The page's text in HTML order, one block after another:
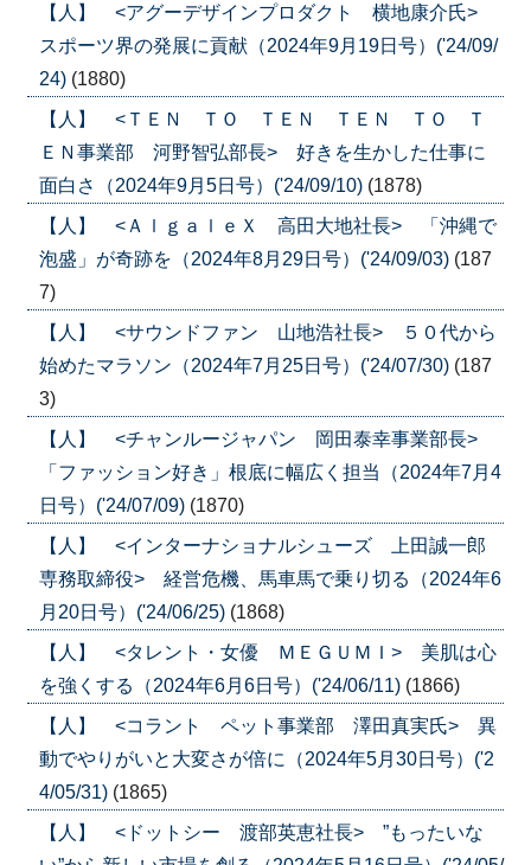
【人】 <アグーデザインプロダクト 横地康介氏>
スポーツ界の発展に貢献（2024年9月19日号）('24/09/
24) (1880)
【人】 <ＴＥＮ ＴＯ ＴＥＮ ＴＥＮ ＴＯ Ｔ
ＥＮ事業部 河野智弘部長> 好きを生かした仕事に
面白さ（2024年9月5日号）('24/09/10) (1878)
【人】 <ＡｌｇａｌｅＸ 高田大地社長> 「沖縄で
泡盛」が奇跡を（2024年8月29日号）('24/09/03) (187
7)
【人】 <サウンドファン 山地浩社長> ５０代から
始めたマラソン（2024年7月25日号）('24/07/30) (187
3)
【人】 <チャンルージャパン 岡田泰幸事業部長>
「ファッション好き」根底に幅広く担当（2024年7月4
日号）('24/07/09) (1870)
【人】 <インターナショナルシューズ 上田誠一郎
専務取締役> 経営危機、馬車馬で乗り切る（2024年6
月20日号）('24/06/25) (1868)
【人】 <タレント・女優 ＭＥＧＵＭＩ> 美肌は心
を強くする（2024年6月6日号）('24/06/11) (1866)
【人】 <コラント ペット事業部 澤田真実氏> 異
動でやりがいと大変さが倍に（2024年5月30日号）('2
4/05/31) (1865)
【人】 <ドットシー 渡部英恵社長> ”もったいな